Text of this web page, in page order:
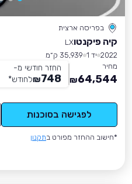
בפריסה ארצית
קיה פיקנטוLX
2022 יד 1
35,939 ק״מ
מחיר
64,544
₪
החזר חודשי מ-
748
₪לחודש*
לפגישה בסוכנות
*חישוב ההחזר מפורט בתקנון